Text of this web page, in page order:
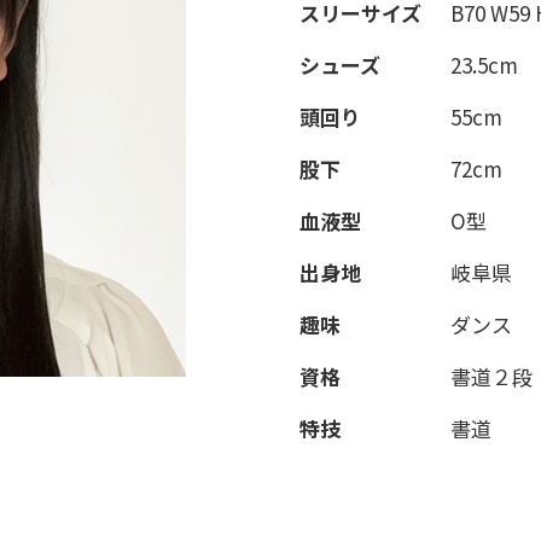
スリーサイズ
B70 W59
シューズ
23.5cm
頭回り
55cm
股下
72cm
血液型
O型
出身地
岐阜県
趣味
ダンス
資格
書道２段
特技
書道